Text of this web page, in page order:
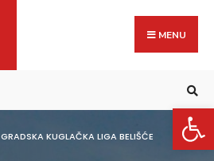
MENU
GRADSKA KUGLAČKA LIGA BELIŠĆE